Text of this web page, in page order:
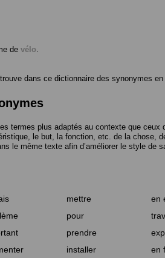
de vélo
dans ce dictionnaire des synonymes en
termes plus adaptés au contexte que
le but, la fonction, etc. de la chose,
le même texte afin d’améliorer le style de
mettre en
pour
prendre
installer en